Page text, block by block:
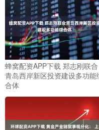
蜂窝配资APP下载 郑志刚联合
青岛西岸新区投资建设多功能
合体